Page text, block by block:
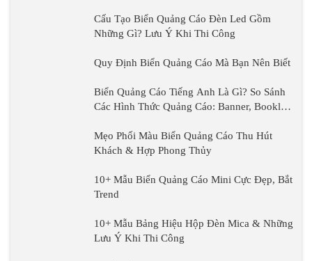
Cấu Tạo Biển Quảng Cáo Đèn Led Gồm
Những Gì? Lưu Ý Khi Thi Công
Quy Định Biển Quảng Cáo Mà Bạn Nên Biết
Biển Quảng Cáo Tiếng Anh Là Gì? So Sánh
Các Hình Thức Quảng Cáo: Banner, Booklet,
Mẹo Phối Màu Biển Quảng Cáo Thu Hút
Khách & Hợp Phong Thủy
10+ Mẫu Biển Quảng Cáo Mini Cực Đẹp, Bắt
Trend
10+ Mẫu Bảng Hiệu Hộp Đèn Mica & Những
Lưu Ý Khi Thi Công